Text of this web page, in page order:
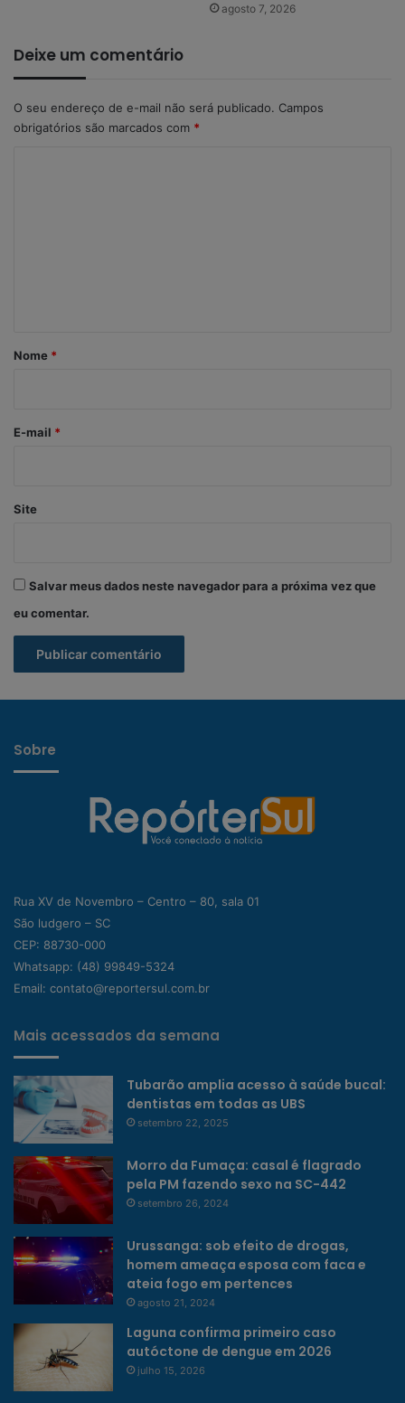
agosto 7, 2026
Deixe um comentário
O seu endereço de e-mail não será publicado. Campos
obrigatórios são marcados com *
r
*
Nome *
E-mail *
Site
Salvar meus dados neste navegador para a próxima vez que
eu comentar.
Sobre
Rua XV de Novembro – Centro – 80, sala 01
São ludgero – SC
CEP: 88730-000
Whatsapp: (48) 99849-5324
Email: contato@reportersul.com.br
Mais acessados da semana
Tubarão amplia acesso à saúde bucal:
dentistas em todas as UBS
setembro 22, 2025
Morro da Fumaça: casal é flagrado
pela PM fazendo sexo na SC-442
setembro 26, 2024
Urussanga: sob efeito de drogas,
homem ameaça esposa com faca e
ateia fogo em pertences
agosto 21, 2024
Laguna confirma primeiro caso
autóctone de dengue em 2026
julho 15, 2026